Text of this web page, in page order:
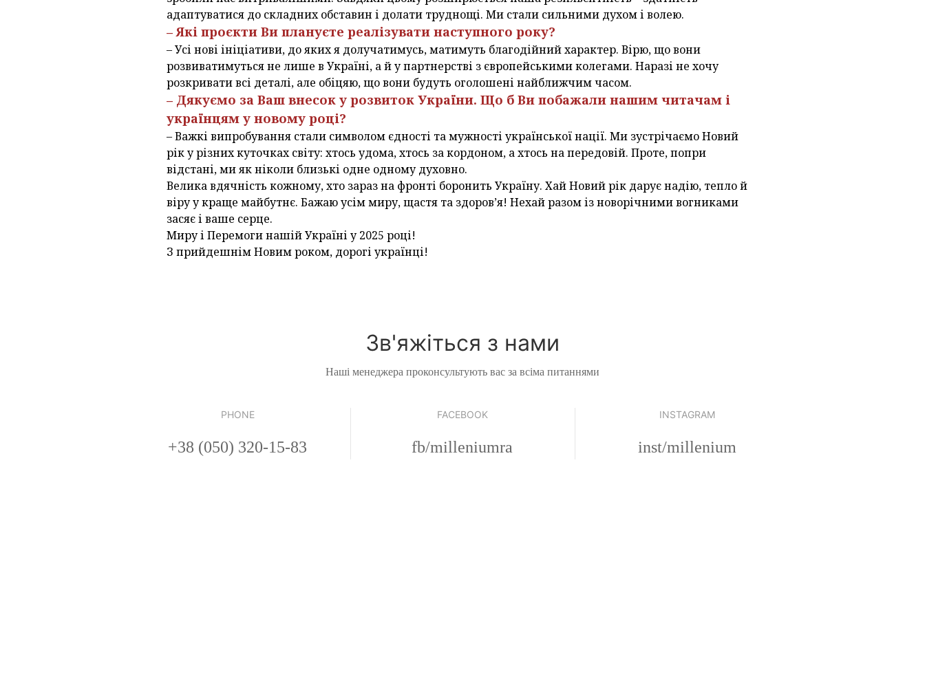
адаптуватися до складних обставин і долати труднощі. Ми стали сильними духом і волею.
– Які проєкти Ви плануєте реалізувати наступного року?
– Усі нові ініціативи, до яких я долучатимусь, матимуть благодійний характер. Вірю, що вони
розвиватимуться не лише в Україні, а й у партнерстві з європейськими колегами. Наразі не хочу
розкривати всі деталі, але обіцяю, що вони будуть оголошені найближчим часом.
– Дякуємо за Ваш внесок у розвиток України. Що б Ви побажали нашим читачам і
українцям у новому році?
– Важкі випробування стали символом єдності та мужності української нації. Ми зустрічаємо Новий
рік у різних куточках світу: хтось удома, хтось за кордоном, а хтось на передовій. Проте, попри
відстані, ми як ніколи близькі одне одному духовно.
Велика вдячність кожному, хто зараз на фронті боронить Україну. Хай Новий рік дарує надію, тепло й
віру у краще майбутнє. Бажаю усім миру, щастя та здоров’я! Нехай разом із новорічними вогниками
засяє і ваше серце.
Миру і Перемоги нашій Україні у 2025 році!
З прийдешнім Новим роком, дорогі українці!
Зв'яжіться з нами
Наші менеджера проконсультують вас за всіма питаннями
PHONE
+38 (050) 320-15-83
FACEBOOK
fb/milleniumra
INSTAGRAM
inst/millenium